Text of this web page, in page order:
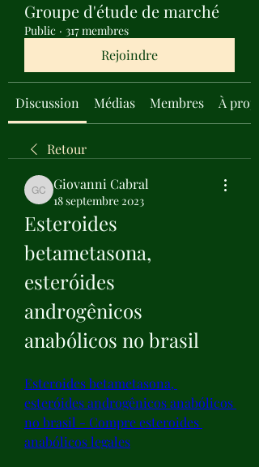
Groupe d'étude de marché
Public · 317 membres
Rejoindre
Discussion Médias Membres À
Retour
Giovanni Cabral
Giovanni Cabral
18 septembre 2023
Esteroides
betametasona,
esteróides
androgênicos
anabólicos no brasil
Esteroides betametasona,
esteróides androgênicos anabólicos
no brasil - Compre esteroides
anabólicos legales